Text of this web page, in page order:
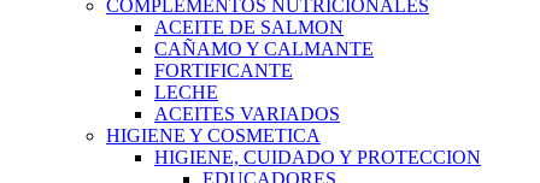
COMPLEMENTOS NUTRICIONALES
ACEITE DE SALMON
CAÑAMO Y CALMANTE
FORTIFICANTE
LECHE
ACEITES VARIADOS
HIGIENE Y COSMETICA
HIGIENE, CUIDADO Y PROTECCION
EDUCADORES